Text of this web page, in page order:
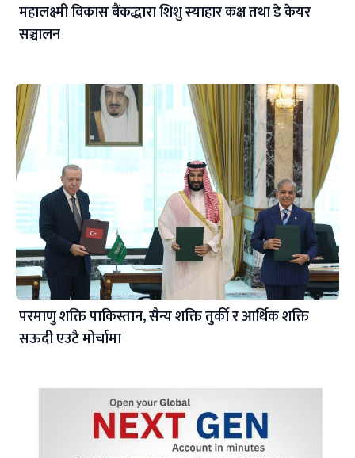
महालक्ष्मी विकास बैंकद्धारा शिशु स्याहार कक्ष तथा डे केयर
सञ्चालन
परमाणु शक्ति पाकिस्तान, सैन्य शक्ति तुर्की र आर्थिक शक्ति
सऊदी एउटै मोर्चामा